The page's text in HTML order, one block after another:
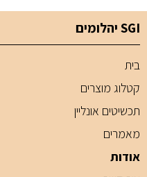
SGI יהלומים
בית
קטלוג מוצרים
תכשיטים אונליין
מאמרים
אודות